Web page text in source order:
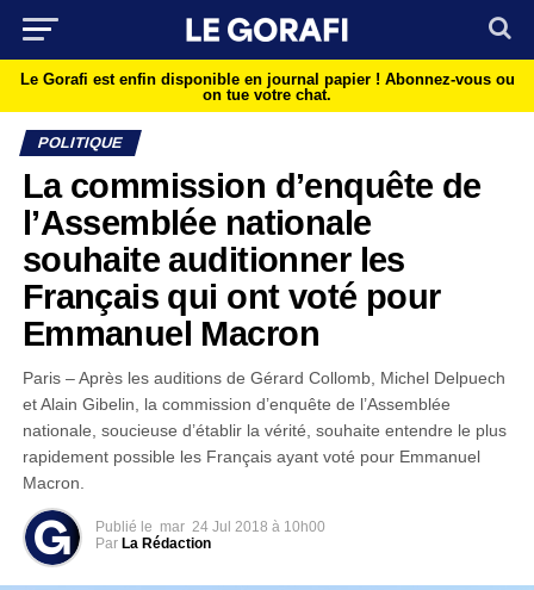
Le Gorafi est enfin disponible en journal papier ! Abonnez-vous ou
on tue votre chat.
POLITIQUE
La commission d’enquête de
l’Assemblée nationale
souhaite auditionner les
Français qui ont voté pour
Emmanuel Macron
Paris – Après les auditions de Gérard Collomb, Michel Delpuech
et Alain Gibelin, la commission d’enquête de l’Assemblée
nationale, soucieuse d’établir la vérité, souhaite entendre le plus
rapidement possible les Français ayant voté pour Emmanuel
Macron.
Publié le mar 24 Jul 2018 à 10h00
Par La Rédaction